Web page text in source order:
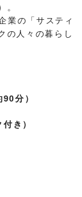
。
業の「サスティ
の人々の暮らし
分）
き）